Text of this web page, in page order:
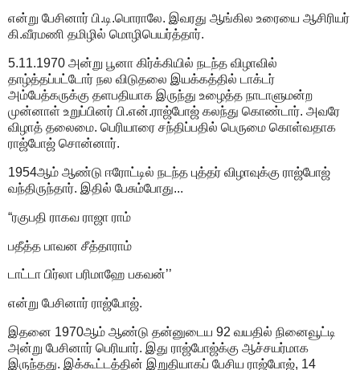
என்று பேசினார் பி.டி.பொராலே. இவரது ஆங்கில உரையை ஆசிரியர்
கி.வீரமணி தமிழில் மொழிபெயர்த்தார்.
5.11.1970 அன்று பூனா கிர்க்கியில் நடந்த விழாவில்
தாழ்த்தப்பட்டோர் நல விடுதலை இயக்கத்தில் டாக்டர்
அம்பேத்கருக்கு தளபதியாக இருந்து உழைத்த நாடாளுமன்ற
முன்னாள் உறுப்பினர் பி.என்.ராஜ்போஜ் கலந்து கொண்டார். அவரே
விழாத் தலைமை. பெரியாரை சந்திப்பதில் பெருமை கொள்வதாக
ராஜ்போஜ் சொன்னார்.
1954ஆம் ஆண்டு ஈரோட்டில் நடந்த புத்தர் விழாவுக்கு ராஜ்போஜ்
வந்திருந்தார். இதில் பேசும்போது...
“ரகுபதி ராகவ ராஜா ராம்
பதீத்த பாவன சீத்தாராம்
டாட்டா பிர்லா பரிமாஹே பகவன்’’
என்று பேசினார் ராஜ்போஜ்.
இதனை 1970ஆம் ஆண்டு தன்னுடைய 92 வயதில் நினைவூட்டி
அன்று பேசினார் பெரியார். இது ராஜ்போஜ்க்கு ஆச்சயர்மாக
இருந்தது. இக்கூட்டத்தின் இறுதியாகப் பேசிய ராஜ்போஜ், 14